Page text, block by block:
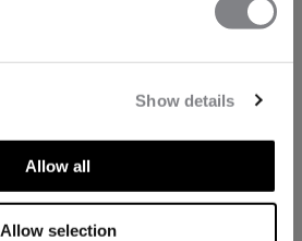
Show details
Allow all
Allow selection